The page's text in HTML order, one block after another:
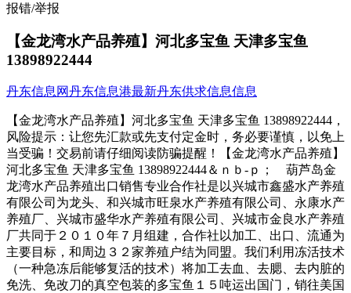
报错/举报
【金龙湾水产品养殖】河北多宝鱼 天津多宝鱼
13898922444
丹东信息网丹东信息港最新丹东供求信息信息
【金龙湾水产品养殖】河北多宝鱼 天津多宝鱼 13898922444，
风险提示：让您先汇款或先支付定金时，务必要谨慎，以免上
当受骗！交易前请仔细阅读防骗提醒！【金龙湾水产品养殖】
河北多宝鱼 天津多宝鱼 13898922444＆ｎｂ-ｐ； 葫芦岛金
龙湾水产品养殖出口销售专业合作社是以兴城市鑫盛水产养殖
有限公司为龙头、和兴城市旺泉水产养殖有限公司、永康水产
养殖厂、兴城市盛华水产养殖有限公司、兴城市金良水产养殖
厂共同于２０１０年７月组建，合作社以加工、出口、流通为
主要目标，和周边３２家养殖户结为同盟。我们利用冻活技术
（一种急冻后能够复活的技术）将加工去血、去腮、去内脏的
免洗、免改刀的真空包装的多宝鱼１５吨运出国门，销往美国